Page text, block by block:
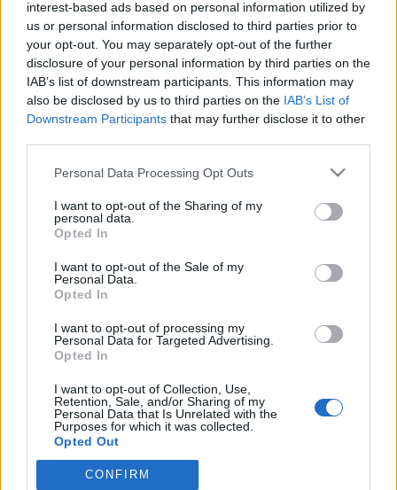
interest-based ads based on personal information utilized by
us or personal information disclosed to third parties prior to
your opt-out. You may separately opt-out of the further
disclosure of your personal information by third parties on the
IAB’s list of downstream participants. This information may
also be disclosed by us to third parties on the IAB’s List of
Downstream Participants that may further disclose it to other
Please note that this website/app uses one or more Google
not limited to your visit or usage behaviour. You may click to
grant or deny consent to Google and its third-party tags to
use your data for below specified purposes in below Google
consent section.
Personal Data Processing Opt Outs
I want to opt-out of the Sharing of my
personal data.
Opted In
I want to opt-out of the Sale of my
Personal Data.
Opted In
I want to opt-out of processing my
Personal Data for Targeted Advertising.
Opted In
I want to opt-out of Collection, Use,
Retention, Sale, and/or Sharing of my
Personal Data that Is Unrelated with the
Purposes for which it was collected.
Opted Out
Google consents
CONFIRM
A mohácsi csata II. - Előkészületek a
csatára
töriblog• 2008. április 15.
1521, az első oszmán támadás Szülejmán trónra
magyar királyhoz, II. Lajoshoz. A követ mellett
azonban a trónváltozás alkalmából kitört ázsiai
lázongásokról szóló hírek is megérkezetek Budára,
így ott…
A mohácsi csata I. - Előzmények
1526. augusztus 29.: az Oszmánok szerencsenapja –
a középkori Magyar Királyság bukása A magyar
határon álló Nándorfehérvár (a mai Belgrád) vára
alatt 1526. július 10-én zuhogó esőben vette
kezdetét az Oszmán Birodalom uralkodójának, II.
Szülejmán szultán hadiszemléje.…